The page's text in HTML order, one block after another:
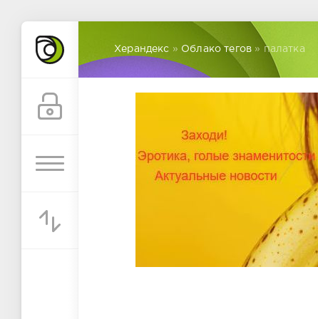
Херандекс » Облако тегов » палатка